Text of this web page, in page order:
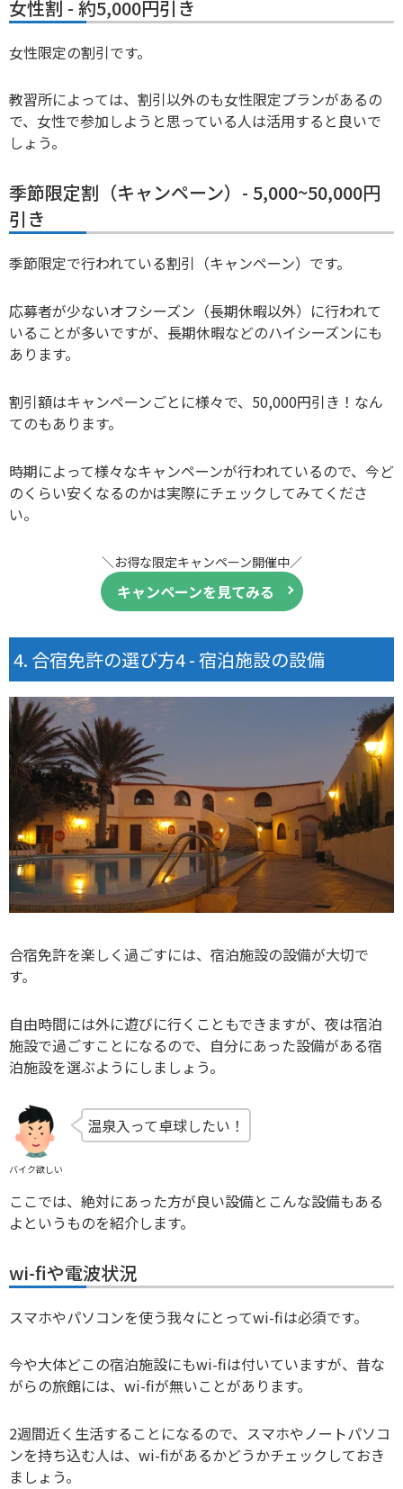
女性割 - 約5,000円引き
女性限定の割引です。
教習所によっては、割引以外のも女性限定プランがあるの
で、女性で参加しようと思っている人は活用すると良いで
しょう。
季節限定割（キャンペーン）- 5,000~50,000円
引き
季節限定で行われている割引（キャンペーン）です。
応募者が少ないオフシーズン（長期休暇以外）に行われて
いることが多いですが、長期休暇などのハイシーズンにも
あります。
割引額はキャンペーンごとに様々で、50,000円引き！なん
てのもあります。
時期によって様々なキャンペーンが行われているので、今ど
のくらい安くなるのかは実際にチェックしてみてくださ
い。
＼お得な限定キャンペーン開催中／
キャンペーンを見てみる
合宿免許の選び方4 - 宿泊施設の設備
合宿免許を楽しく過ごすには、宿泊施設の設備が大切で
す。
自由時間には外に遊びに行くこともできますが、夜は宿泊
施設で過ごすことになるので、自分にあった設備がある宿
泊施設を選ぶようにしましょう。
バイク欲しい
温泉入って卓球したい！
ここでは、絶対にあった方が良い設備とこんな設備もある
よというものを紹介します。
wi-fiや電波状況
スマホやパソコンを使う我々にとってwi-fiは必須です。
今や大体どこの宿泊施設にもwi-fiは付いていますが、昔な
がらの旅館には、wi-fiが無いことがあります。
2週間近く生活することになるので、スマホやノートパソコ
ンを持ち込む人は、wi-fiがあるかどうかチェックしておき
ましょう。